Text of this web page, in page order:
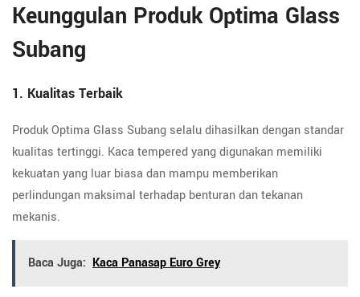
Keunggulan Produk Optima Glass
Subang
1. Kualitas Terbaik
Produk Optima Glass Subang selalu dihasilkan dengan standar
kualitas tertinggi. Kaca tempered yang digunakan memiliki
kekuatan yang luar biasa dan mampu memberikan
perlindungan maksimal terhadap benturan dan tekanan
mekanis.
Baca Juga: Kaca Panasap Euro Grey